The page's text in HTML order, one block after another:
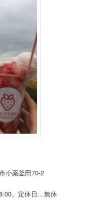
小薬釜田70-2
、定休日…無休